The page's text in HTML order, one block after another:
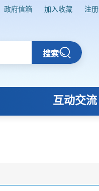
政府信箱 加入收藏 注册
搜索
互动交流